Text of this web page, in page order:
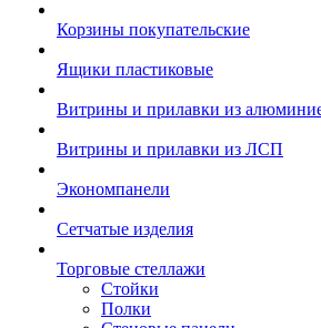
Корзины покупательские
Ящики пластиковые
Витрины и прилавки из
Витрины и прилавки из ЛСП
Экономпанели
Сетчатые изделия
Торговые стеллажи
Стойки
Полки